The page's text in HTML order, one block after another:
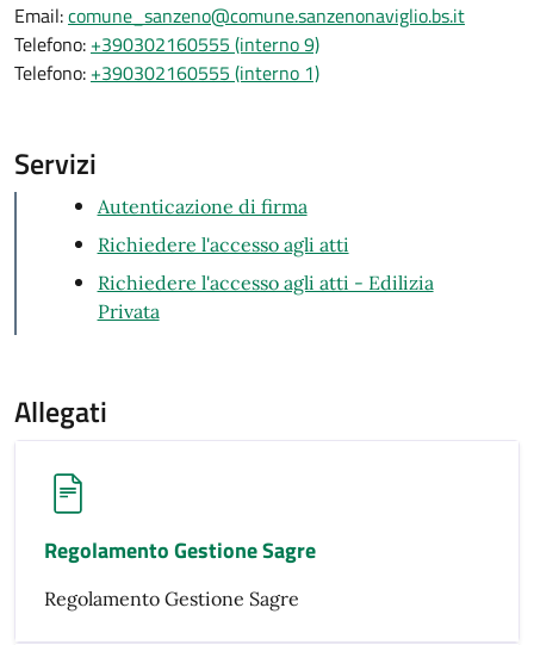
Email:comune_sanzeno@comune.sanzenonaviglio.bs.it
Telefono: +390302160555 (interno 9)
Telefono: +390302160555 (interno 1)
Servizi
Autenticazione di firma
Richiedere l'accesso agli atti
Richiedere l'accesso agli atti - Edilizia
Privata
Allegati
Regolamento Gestione Sagre
Regolamento Gestione Sagre